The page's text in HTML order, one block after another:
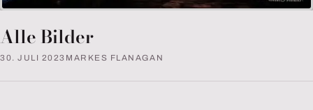
Alle Bilder
30. JULI 2023 MARKES FLANAGAN